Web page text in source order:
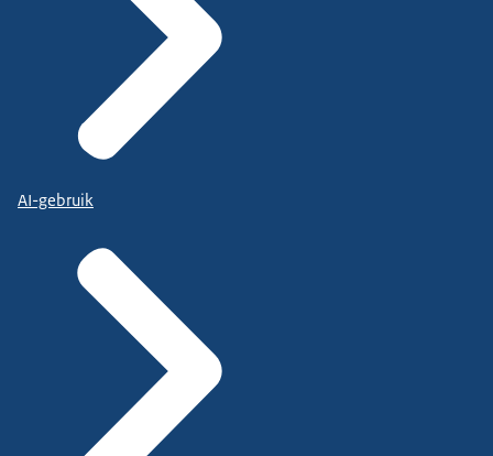
AI-gebruik